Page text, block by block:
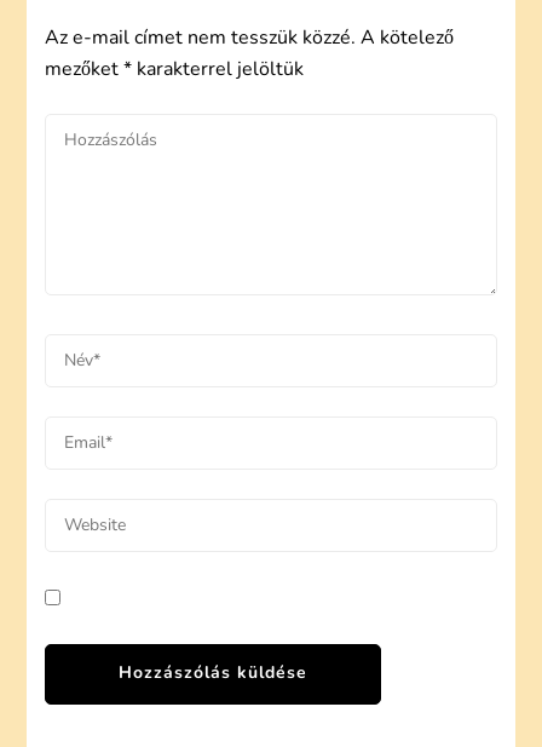
Az e-mail címet nem tesszük közzé. A kötelező
mezőket* karakterrel jelöltük